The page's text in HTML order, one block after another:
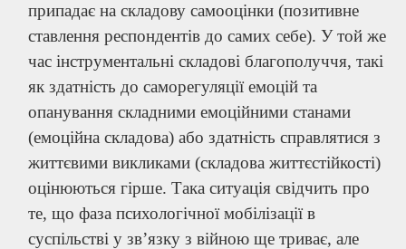
припадає на складову самооцінки (позитивне
ставлення респондентів до самих себе). У той же
час інструментальні складові благополуччя, такі
як здатність до саморегуляції емоцій та
опанування складними емоційними станами
(емоційна складова) або здатність справлятися з
життєвими викликами (складова життєстійкості)
оцінюються гірше. Така ситуація свідчить про
те, що фаза психологічної мобілізації в
суспільстві у зв’язку з війною ще триває, але